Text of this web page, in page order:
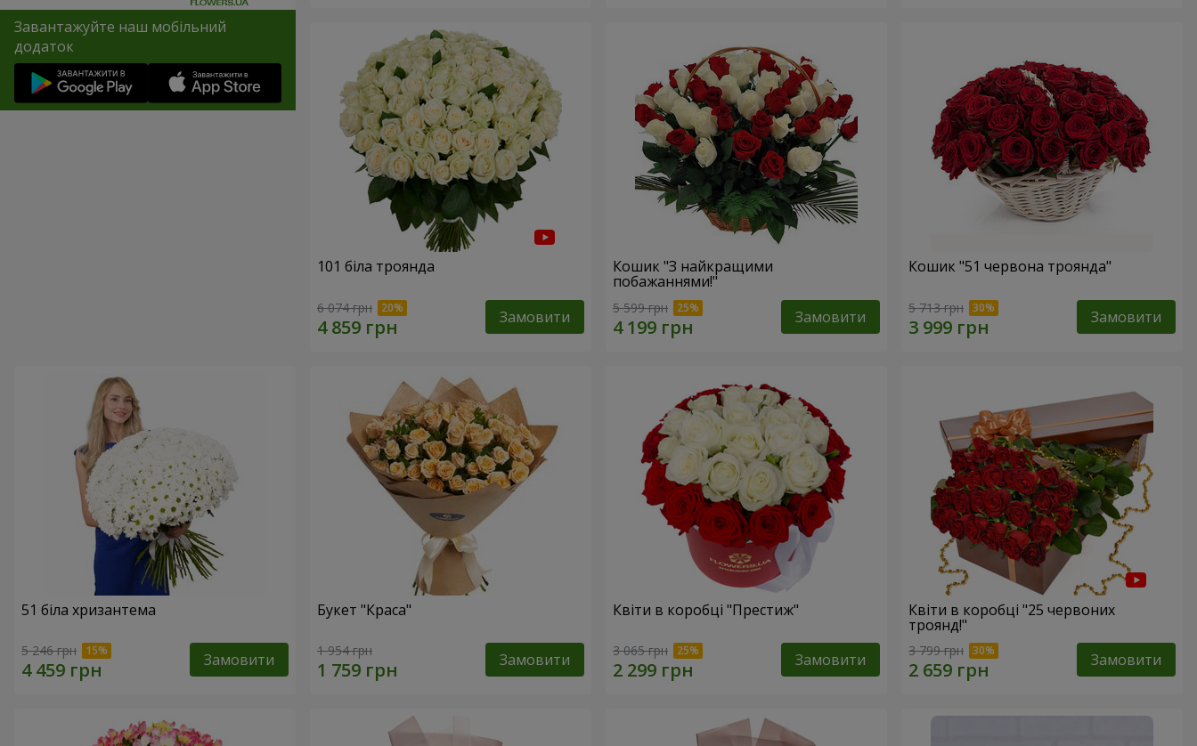
Завантажуйте наш мобільний
додаток
101 біла троянда
6 074 грн Замовити
Кошик "З найкращими
побажаннями!"
5 599 грн Замовити
Кошик "51 червона троянда"
5 713 грн Замовити
51 біла хризантема
5 246 грн Замовити
Букет "Краса"
1 954 грн Замовити
Квіти в коробці "Престиж"
3 065 грн Замовити
Квіти в коробці "25 червоних
троянд!"
3 799 грн Замовити